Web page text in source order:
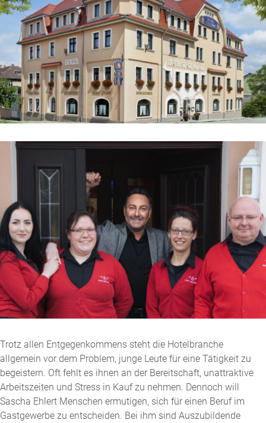
Trotz allen Entgegenkommens steht die Hotelbranche
allgemein vor dem Problem, junge Leute für eine Tätigkeit zu
begeistern. Oft fehlt es ihnen an der Bereitschaft, unattraktive
Arbeitszeiten und Stress in Kauf zu nehmen. Dennoch will
Sascha Ehlert Menschen ermutigen, sich für einen Beruf im
Gastgewerbe zu entscheiden. Bei ihm sind Auszubildende